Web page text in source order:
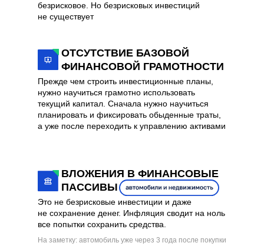
ВЛОЖЕНИЯ В ФИНАНСОВЫЕ
ПАССИВЫ
безрисковое. Но безрисковых инвестиций
не существует
ОТСУТСТВИЕ БАЗОВОЙ
ФИНАНСОВОЙ ГРАМОТНОСТИ
Прежде чем строить инвестиционные планы,
нужно научиться грамотно использовать
текущий капитал. Сначала нужно научиться
планировать и фиксировать обыденные траты,
а уже после переходить к управлению активами
Это не безрисковые инвестиции и даже
не сохранение денег. Инфляция сводит на ноль
все попытки сохранить средства.
На заметку: автомобиль уже через 3 года после покупки